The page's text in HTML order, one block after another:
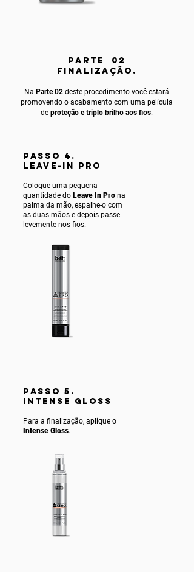
PASSO 5.
INTENSE gLOSS
Para a finalização, aplique o
Intense Gloss.
PARTE 02
FINALIZAÇÃO.
Na Parte 02 deste procedimento você estará
promovendo o acabamento com uma película
de proteção e triplo brilho aos fios.
PASSO 4.
LEAVE-IN PRO
Coloque uma pequena
quantidade do Leave In Pro na
palma da mão, espalhe-o com
as duas mãos e depois passe
levemente nos fios.